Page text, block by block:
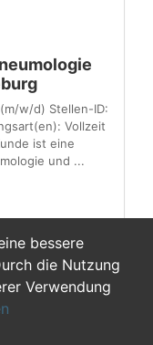
bessere
die Nutzung
Verwendung
w/d) Stellen-ID:
Vollzeit
ist eine
und ...
5 6